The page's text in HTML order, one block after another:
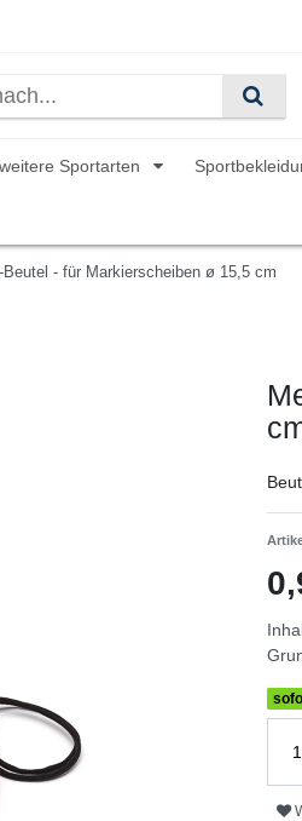
weitere Sportarten
Beutel - für Markierscheiben ø 15,5 cm